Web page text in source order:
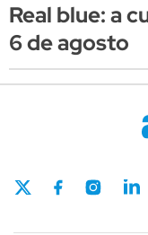
Real blue: a
6 de agosto